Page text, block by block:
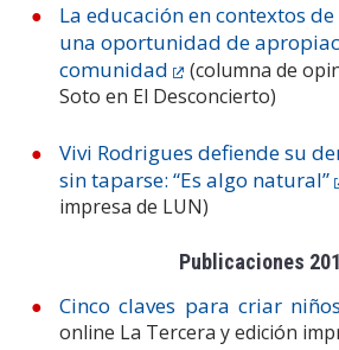
La educación en contextos
una oportunidad de
comunidad
(columna de
Soto en El Desconcierto)
Vivi Rodrigues defiende su
sin taparse: “Es algo natural”
impresa de LUN)
Publicaciones
Cinco claves para criar
online La Tercera y edición